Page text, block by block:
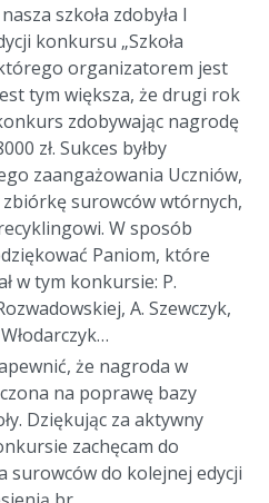
szkoła zdobyła I
konkursu „Szkoła
organizatorem jest
tym większa, że drugi rok
zdobywając nagrodę
zł. Sukces byłby
zaangażowania Uczniów,
zbiórkę surowców wtórnych,
W sposób
Paniom, które
w tym konkursie: P.
A. Szewczyk,
że nagroda w
na poprawę bazy
Dziękując za aktywny
zachęcam do
surowców do kolejnej edycji